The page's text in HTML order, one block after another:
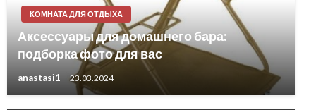
КОМНАТА ДЛЯ ОТДЫХА
Аксессуары для домашнего бара:
подборка фото для вас
anastasi1 23.03.2024